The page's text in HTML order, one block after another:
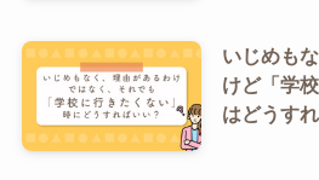
いじめも
けど「学
はどうす